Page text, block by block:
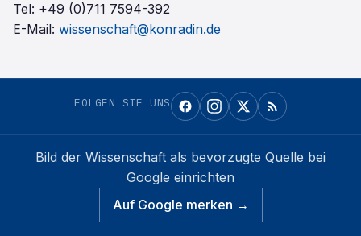
Tel: +49 (0)711 7594-392
E-Mail: wissenschaft@konradin.de
FOLGEN SIE UNS
Bild der Wissenschaft als bevorzugte Quelle bei
Google einrichten
Auf Google merken →